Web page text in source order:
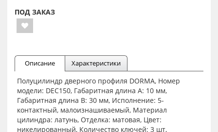
ПОД ЗАКАЗ
Описание Характеристики
Полуцилиндр дверного профиля DORMA, Номер
модели: DEC150, Габаритная длина A: 10 мм,
Габаритная длина B: 30 мм, Исполнение: 5-
контактный, малоизнашиваемый, Материал
цилиндра: латунь, Отделка: матовая, Цвет:
никелированный, Количество ключей: 3 шт,